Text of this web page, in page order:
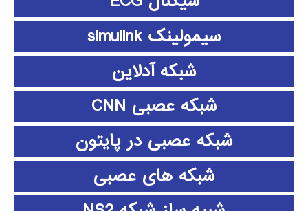
سیمولینک simulink
شبکه آدلاین
شبکه عصبی CNN
شبکه عصبی در پایتون
شبکه های عصبی